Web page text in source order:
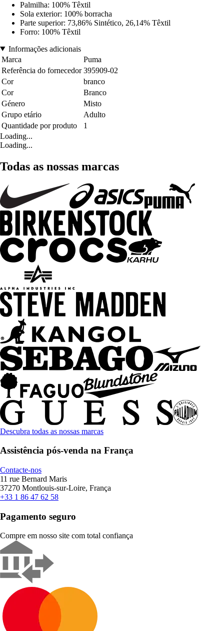
Palmilha: 100% Têxtil
Sola exterior: 100% borracha
Parte superior: 73,86% Sintético, 26,14% Têxtil
Forro: 100% Têxtil
Informações adicionais
Marca
Puma
Referência do fornecedor 395909-02
Cor
branco
Cor
Branco
Género
Misto
Grupo etário
Adulto
Quantidade por produto
1
Loading...
Loading...
Todas as nossas marcas
Descubra todas as nossas marcas
Assistência pós-venda na França
Contacte-nos
11 rue Bernard Maris
37270 Montlouis-sur-Loire, França
+33 1 86 47 62 58
Pagamento seguro
Compre em nosso site com total confiança